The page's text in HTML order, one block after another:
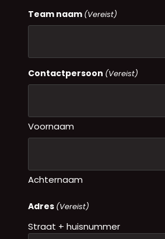
Team naam (Vereist)
Contactpersoon (Vereist)
Voornaam
Achternaam
Adres (Vereist)
Straat + huisnummer